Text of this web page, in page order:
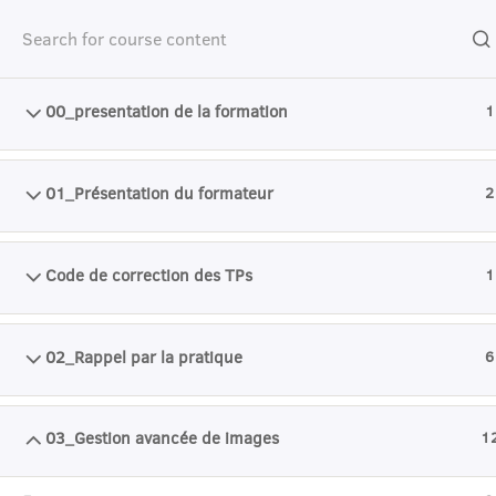
Accueil Catalogue de cours technologies numériques
00_presentation de la formation 1
01_Présentation du formateur 2
Code de correction des TPs 1
02_Rappel par la pratique 6
03_Gestion avancée de images